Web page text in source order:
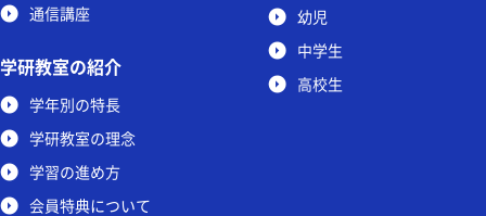
通信講座
学研教室の紹介
学年別の特長
学研教室の理念
学習の進め方
会員特典について
幼児
中学生
高校生